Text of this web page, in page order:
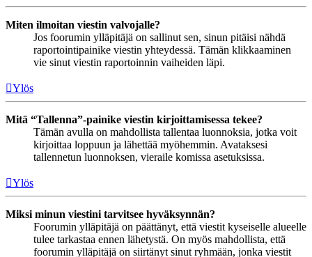
Miten ilmoitan viestin valvojalle?
Jos foorumin ylläpitäjä on sallinut sen, sinun pitäisi nähdä
raportointipainike viestin yhteydessä. Tämän klikkaaminen
vie sinut viestin raportoinnin vaiheiden läpi.
Ylös
Mitä “Tallenna”-painike viestin kirjoittamisessa tekee?
Tämän avulla on mahdollista tallentaa luonnoksia, jotka voit
kirjoittaa loppuun ja lähettää myöhemmin. Avataksesi
tallennetun luonnoksen, vieraile komissa asetuksissa.
Ylös
Miksi minun viestini tarvitsee hyväksynnän?
Foorumin ylläpitäjä on päättänyt, että viestit kyseiselle alueelle
tulee tarkastaa ennen lähetystä. On myös mahdollista, että
foorumin ylläpitäjä on siirtänyt sinut ryhmään, jonka viestit